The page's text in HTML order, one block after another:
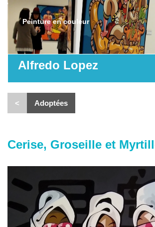
Peinture en couleur
Alfredo Lopez
< Adoptées
Cerise, Groseille et